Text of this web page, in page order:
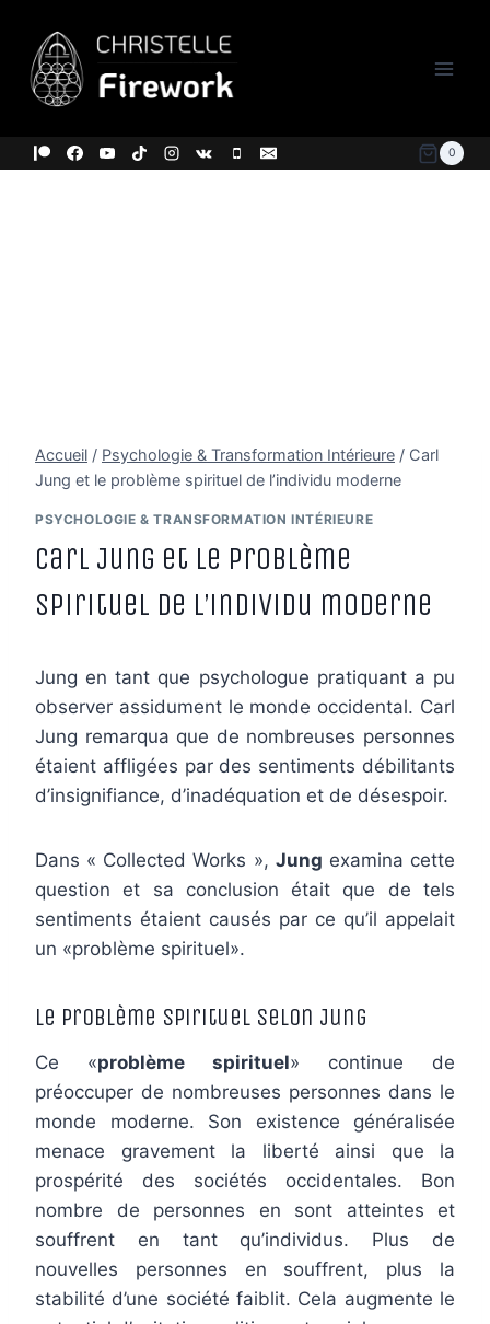
contenu
0
Accueil / Psychologie & Transformation Intérieure / Carl
Jung et le problème spirituel de l’individu moderne
PSYCHOLOGIE & TRANSFORMATION INTÉRIEURE
Carl Jung et le problème
spirituel de l’individu moderne
Jung en tant que psychologue pratiquant a pu
observer assidument le monde occidental. Carl
Jung remarqua que de nombreuses personnes
étaient affligées par des sentiments débilitants
d’insignifiance, d’inadéquation et de désespoir.
Dans « Collected Works », Jung examina cette
question et sa conclusion était que de tels
sentiments étaient causés par ce qu’il appelait
un «problème spirituel».
Le problème spirituel selon Jung
Ce «problème spirituel» continue de
préoccuper de nombreuses personnes dans le
monde moderne. Son existence généralisée
menace gravement la liberté ainsi que la
prospérité des sociétés occidentales. Bon
nombre de personnes en sont atteintes et
souffrent en tant qu’individus. Plus de
nouvelles personnes en souffrent, plus la
stabilité d’une société faiblit. Cela augmente le